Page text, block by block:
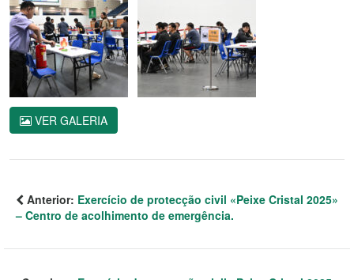
VER GALERIA
Anterior: Exercício de protecção civil «Peixe Cristal 2025»
– Centro de acolhimento de emergência.